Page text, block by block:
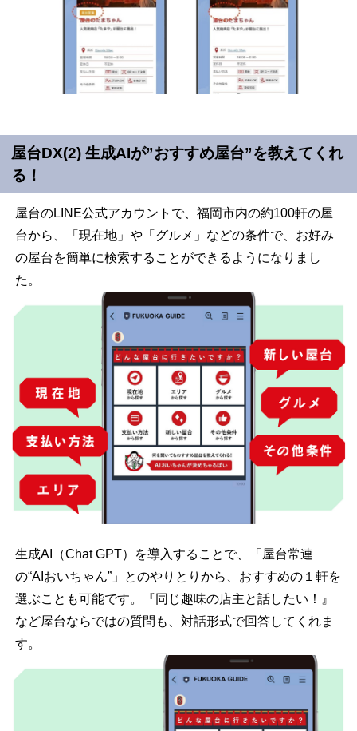
屋台DX(2) 生成AIが”おすすめ屋台”を教えてくれ
る！
屋台のLINE公式アカウントで、福岡市内の約100軒の屋
台から、「現在地」や「グルメ」などの条件で、お好み
の屋台を簡単に検索することができるようになりまし
た。
生成AI （Chat GPT）を導入することで、「屋台常連
の“AI おいちゃん”」とのやりとりから、おすすめの１軒を
選ぶことも可能です。『同じ趣味の店主と話したい！』
など屋台ならではの質問も、対話形式で回答してくれま
す。